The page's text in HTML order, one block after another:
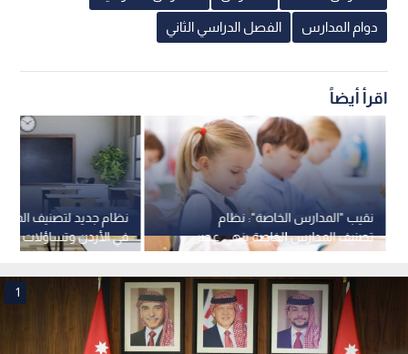
دوام المدارس الفصل الدراسي الثاني
اقرأ أيضاً
نظام جديد لتصنيف
في الأردن وتساؤلات
-فيديو
نقيب "المدارس الخاصة": نظام
تصنيف المدارس الخاصة ينهي عصر
الحملات الترويجية ويرشد أولياء الأمور
1